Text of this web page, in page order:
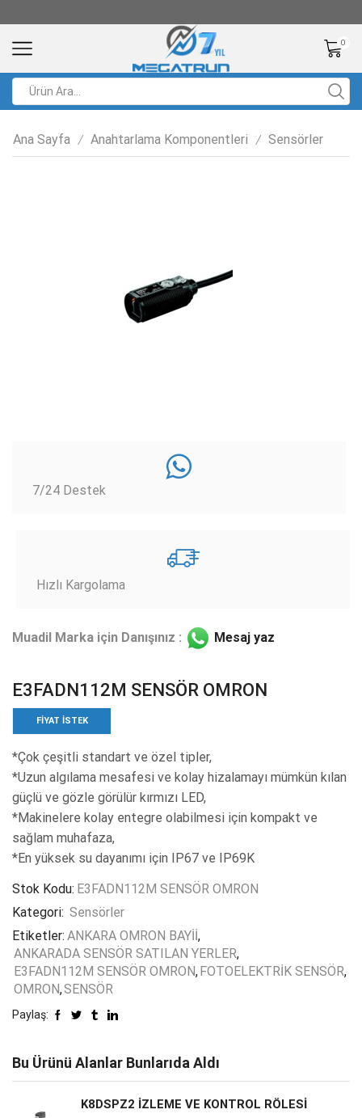
0
Ana Sayfa / Anahtarlama Komponentleri / Sensörler
7/24 Destek
Hızlı Kargolama
Muadil Marka için Danışınız : Mesaj yaz
E3FADN112M SENSÖR OMRON
FIYAT ISTEK
*Çok çeşitli standart ve özel tipler,
*Uzun algılama mesafesi ve kolay hizalamayı mümkün kılan
güçlü ve gözle görülür kırmızı LED,
*Makinelere kolay entegre olabilmesi için kompakt ve
sağlam muhafaza,
*En yüksek su dayanımı için IP67 ve IP69K
Stok Kodu: E3FADN112M SENSÖR OMRON
Kategori: Sensörler
Etiketler: ANKARA OMRON BAYİİ,
ANKARADA SENSÖR SATILAN YERLER,
E3FADN112M SENSÖR OMRON, FOTOELEKTRİK SENSÖR,
OMRON,SENSÖR
Paylaş:
Bu Ürünü Alanlar Bunlarıda Aldı
K8DSPZ2 İZLEME VE KONTROL RÖLESİ